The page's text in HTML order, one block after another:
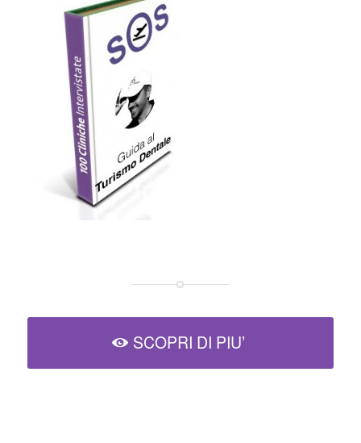
SCOPRI DI PIU’